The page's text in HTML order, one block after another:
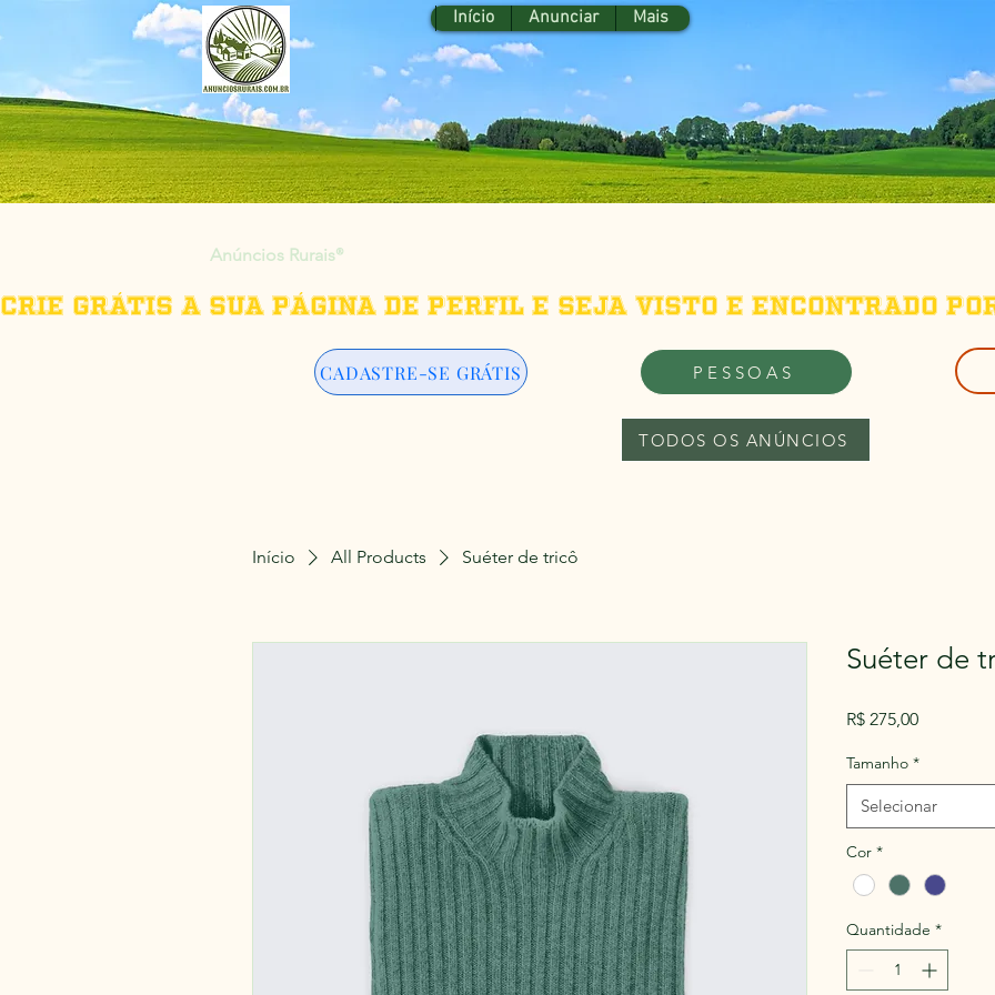
Anúncios Rurais®
Início Anunciar Mais
Crie grátis a sua página de perfil e seja visto e encontrado por
CADASTRE-SE GRÁTIS PESSOAS
TODOS OS ANÚNCIOS
Início All Products Suéter de tricô
Suéter de
R$ 275,00Preço
Tamanho *
Selecionar
Cor *
Quantidade *